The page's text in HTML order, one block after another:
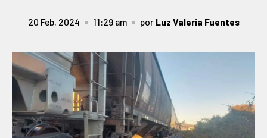
20 Feb, 2024 11:29 am por Luz Valeria Fuentes